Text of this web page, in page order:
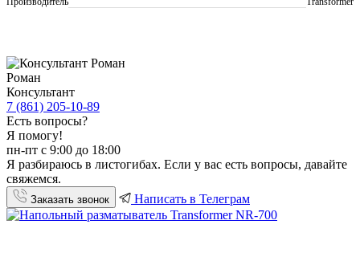
Роман
Консультант
7 (861) 205-10-89
Есть вопросы?
Я помогу!
пн-пт с 9:00 до 18:00
Я разбираюсь в листогибах. Если у вас есть вопросы, давайте
свяжемся.
Заказать звонок Написать в Телеграм